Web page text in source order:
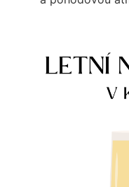
PRONÁJEM VÝČEPNÍHO